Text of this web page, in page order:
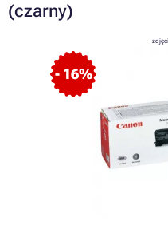
(czarny)
- 16%